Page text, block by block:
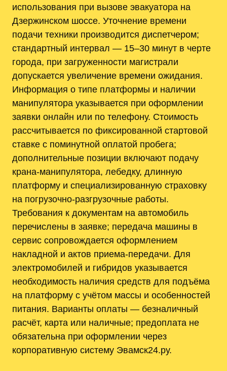
использования при вызове эвакуатора на
Дзержинском шоссе. Уточнение времени
подачи техники производится диспетчером;
стандартный интервал — 15–30 минут в черте
города, при загруженности магистрали
допускается увеличение времени ожидания.
Информация о типе платформы и наличии
манипулятора указывается при оформлении
заявки онлайн или по телефону. Стоимость
рассчитывается по фиксированной стартовой
ставке с поминутной оплатой пробега;
дополнительные позиции включают подачу
крана-манипулятора, лебедку, длинную
платформу и специализированную страховку
на погрузочно-разгрузочные работы.
Требования к документам на автомобиль
перечислены в заявке; передача машины в
сервис сопровождается оформлением
накладной и актов приема-передачи. Для
электромобилей и гибридов указывается
необходимость наличия средств для подъёма
на платформу с учётом массы и особенностей
питания. Варианты оплаты — безналичный
расчёт, карта или наличные; предоплата не
обязательна при оформлении через
корпоративную систему Эвамск24.ру.